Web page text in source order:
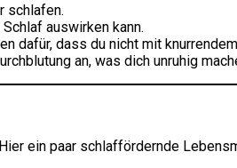
schlafen.
auswirken kann.
dafür, dass du nicht mit
an, was dich unruhig
ein paar schlaffördernde